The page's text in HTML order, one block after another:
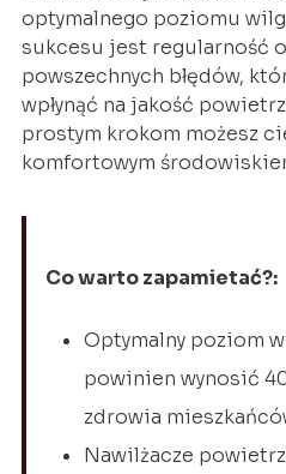
optymalnego poziomu
sukcesu jest regularność
powszechnych błędów,
wpłynąć na jakość
prostym krokom możesz
komfortowym
Co warto zapamietać?:
Optymalny poziom
powinien wynosić
zdrowia
Nawilżacze